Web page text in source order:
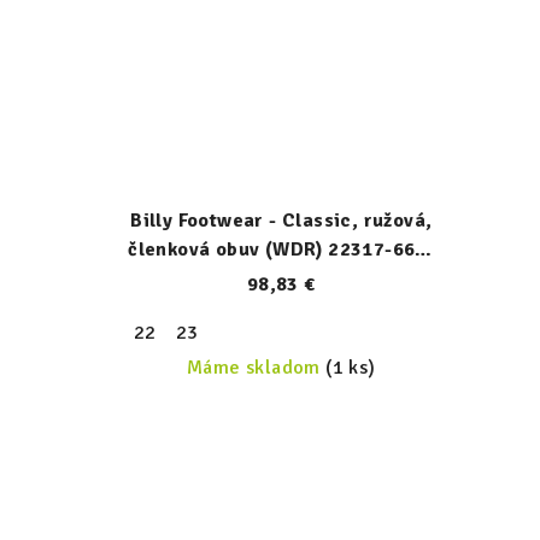
Billy Footwear - Classic, ružová,
členková obuv (WDR) 22317-660-
W
98,83 €
22
23
Máme skladom (1 ks)